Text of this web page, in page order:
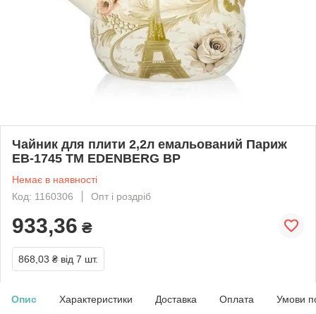
Чайник для плити 2,2л емальований Париж
EB-1745 ТМ EDENBERG BP
Немає в наявності
Код: 1160306
Опт і роздріб
933,36 ₴
868,03 ₴ від 7 шт.
Опис Характеристики Доставка Оплата Умови